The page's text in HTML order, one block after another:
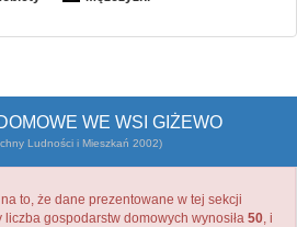
WE WSI GIŻEWO
Ludności i Mieszkań 2002)
to, że dane prezentowane w tej sekcji
liczba gospodarstw domowych wynosiła 50, i